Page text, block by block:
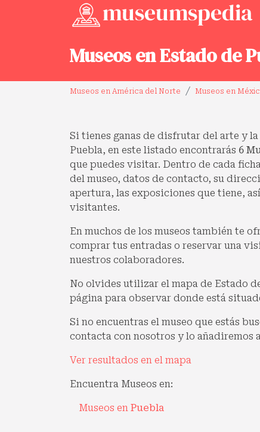
Museos en Estado de
Museos en América del Norte Museos en
Si tienes ganas de disfrutar del arte y
Puebla, en este listado encontrarás 6
que puedes visitar. Dentro de cada
del museo, datos de contacto, su
apertura, las exposiciones que tiene,
visitantes.
En muchos de los museos también te
comprar tus entradas o reservar una
nuestros colaboradores.
No olvides utilizar el mapa de Estado
página para observar donde está
Si no encuentras el museo que estás
contacta con nosotros y lo añadiremos
Ver resultados en el mapa
Encuentra Museos en:
Museos en Puebla